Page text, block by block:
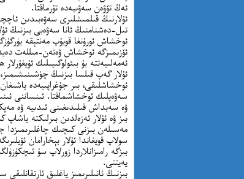
ئەڭ تۆۋەن سەۋىيەدە تۇرماقتا.
ئۇلارنىڭ قىلمىشلىرى سەۋەبىدىن
تىل-دەشنامنىڭ ئانا سەۋەبى بىزنىڭ
ئوخشاش ئورۇنغا قويۇپ مەنتېقە
ئۆزىمىزگە ئوخشاش ۋەتەن-مىللەت
ئەمەلىيەتتە بۇ بىئولوگىيىلىك
ئۇلار گەپ قىلسا بىزنىڭ
ئوخشاشلىقى، بىر جۇغراپىيەدە ياشىغان
سەۋەپلىك ئوخشاشماقتا. ئىنساننى
ۋە سەبداش قىلىدىغىنى ئىدىيە ۋە
بىز ۋە ئۇلار ئەزەلدىن بىرلىكتە ياشاپ
مەسىلەن بىزنى كىچىك چاغلىرىمىزدا
سولاپ قويغاندا ئۇلار بېخارامان
بىزگە رامىزانلاردا زورلاپ سۇ
يەيتتى.
بىزنىڭ ئانىلىرىمىز ياغلىق